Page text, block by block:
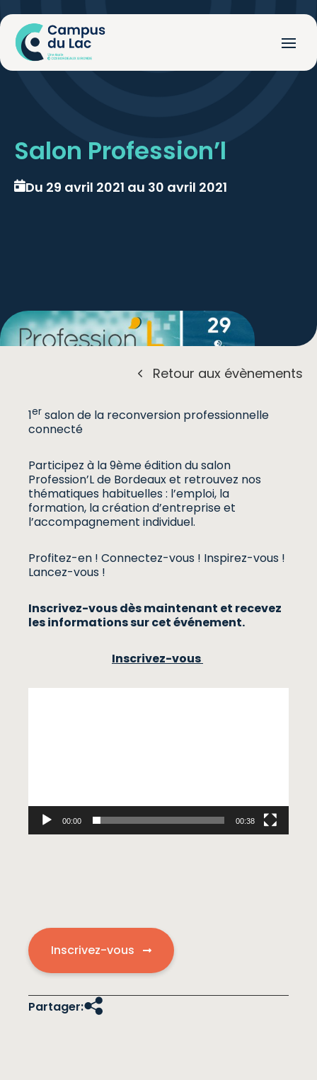
Salon Profession’l
Du 29 avril 2021 au 30 avril 2021
Retour aux évènements
1er salon de la reconversion professionnelle
connecté
Participez à la 9ème édition du salon
Profession’L de Bordeaux et retrouvez nos
thématiques habituelles : l’emploi, la
formation, la création d’entreprise et
l’accompagnement individuel.
Profitez-en ! Connectez-vous ! Inspirez-vous !
Lancez-vous !
Inscrivez-vous dès maintenant et recevez
les informations sur cet événement.
Inscrivez-vous
00:00 00:38
Inscrivez-vous
Partager: